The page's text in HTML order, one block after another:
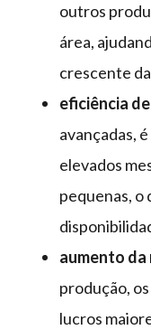
outros
área,
crescente
eficiência
avançadas,
elevados
pequenas, o
aumento
produção,
lucros